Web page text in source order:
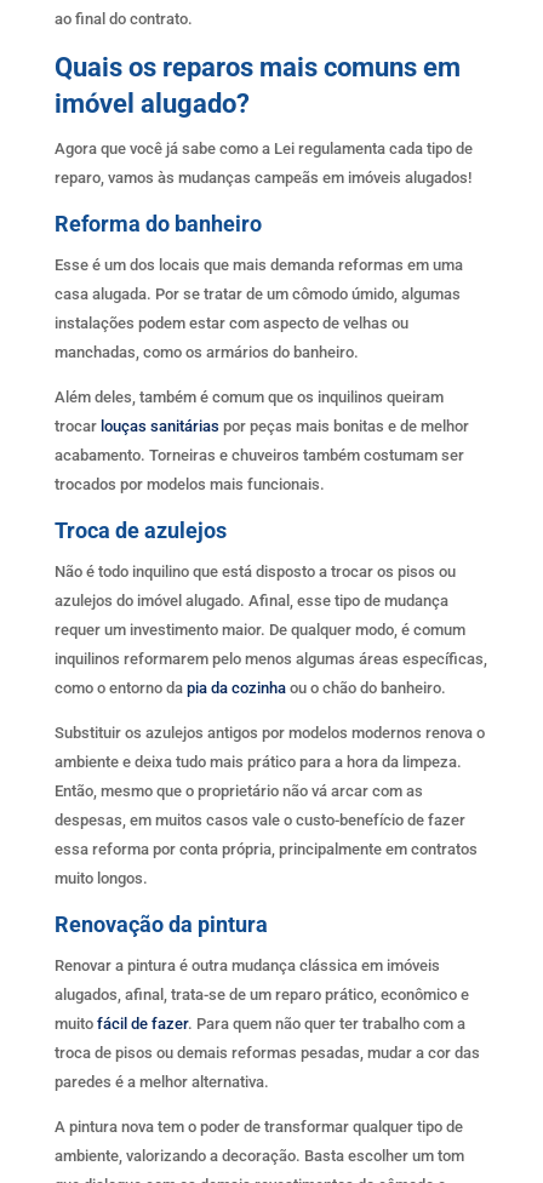
ao final do contrato.
Quais os reparos mais comuns em
imóvel alugado?
Agora que você já sabe como a Lei regulamenta cada tipo de
reparo, vamos às mudanças campeãs em imóveis alugados!
Reforma do banheiro
Esse é um dos locais que mais demanda reformas em uma
casa alugada. Por se tratar de um cômodo úmido, algumas
instalações podem estar com aspecto de velhas ou
manchadas, como os armários do banheiro.
Além deles, também é comum que os inquilinos queiram
trocar louças sanitárias por peças mais bonitas e de melhor
acabamento. Torneiras e chuveiros também costumam ser
trocados por modelos mais funcionais.
Troca de azulejos
Não é todo inquilino que está disposto a trocar os pisos ou
azulejos do imóvel alugado. Afinal, esse tipo de mudança
requer um investimento maior. De qualquer modo, é comum
inquilinos reformarem pelo menos algumas áreas específicas,
como o entorno da pia da cozinhaou o chão do banheiro.
Substituir os azulejos antigos por modelos modernos renova o
ambiente e deixa tudo mais prático para a hora da limpeza.
Então, mesmo que o proprietário não vá arcar com as
despesas, em muitos casos vale o custo-benefício de fazer
essa reforma por conta própria, principalmente em contratos
muito longos.
Renovação da pintura
Renovar a pintura é outra mudança clássica em imóveis
alugados, afinal, trata-se de um reparo prático, econômico e
muito fácil de fazer. Para quem não quer ter trabalho com a
troca de pisos ou demais reformas pesadas, mudar a cor das
paredes é a melhor alternativa.
A pintura nova tem o poder de transformar qualquer tipo de
ambiente, valorizando a decoração. Basta escolher um tom